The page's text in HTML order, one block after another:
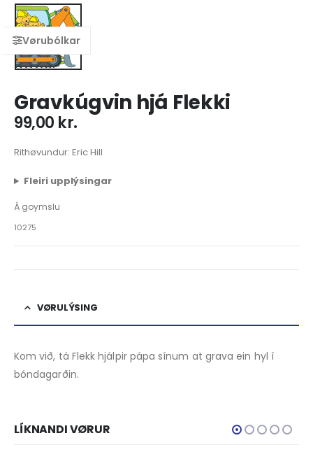
Gravkúgvin hjá Flekki
99,00 kr.
Rithøvundur: Eric Hill
Fleiri upplýsingar
Á goymslu
10275
VØRULÝSING
Kom við, tá Flekk hjálpir pápa sínum at grava ein hyl í
bóndagarðin.
LÍKNANDI VØRUR